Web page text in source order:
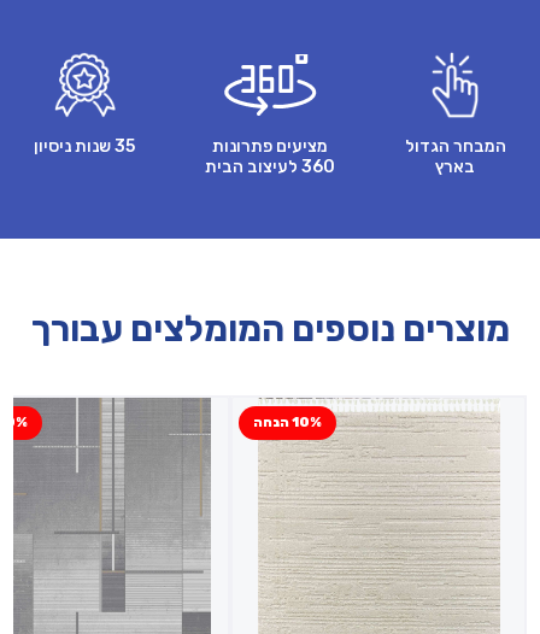
המבחר הגדול
בארץ
מציעים פתרונות
360 לעיצוב הבית
35 שנות ניסיון
מוצרים נוספים המומלצים עבורך
10% הנחה 50%